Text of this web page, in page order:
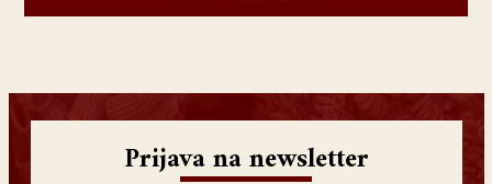
Prijava na newsletter